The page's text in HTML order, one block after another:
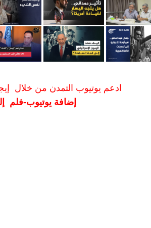
ادعم يوتيوب التمدن من خلال
إضافة يوتيوب-فلم